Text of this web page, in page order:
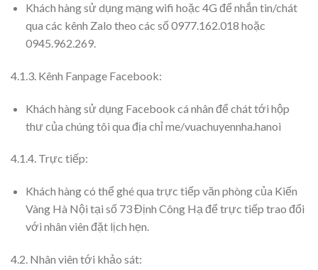
Khách hàng sử dụng mạng wifi hoặc 4G để nhắn tin/chát
qua các kênh Zalo theo các số 0977.162.018 hoặc
0945.962.269.
4.1.3. Kênh Fanpage Facebook:
Khách hàng sử dụng Facebook cá nhân để chát tới hộp
thư của chúng tôi qua địa chỉ me/vuachuyennha.hanoi
4.1.4. Trực tiếp:
Khách hàng có thể ghé qua trực tiếp văn phòng của Kiến
Vàng Hà Nội tại số 73 Định Công Hạ để trực tiếp trao đổi
với nhân viên đặt lịch hẹn.
4.2. Nhân viên tới khảo sát: